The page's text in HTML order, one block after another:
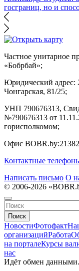
госграниц, но и
Частное унитарное
«Бобрбай»;
Юридический адрес:
Чонгарская, 81/25;
УНП 790676313,
№790676313 от
горисполкомом;
Офис BOBR.by:
Контактные
Написать письмо О
© 2006-2026
Поиск
НовостиФотофакт
организацийРабота
на порталеКурсы
нас
Идёт обмен